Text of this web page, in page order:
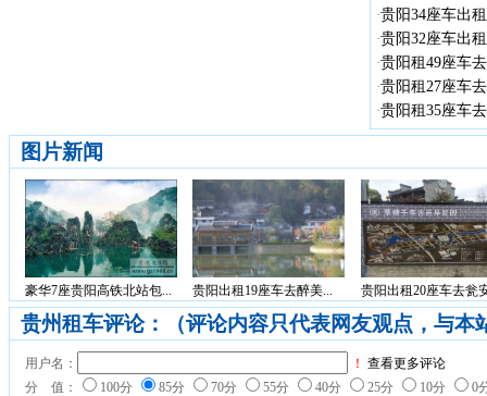
·贵阳34座车出
·贵阳32座车出
·贵阳租49座车
·贵阳租27座车
·贵阳租35座车
图片新闻
豪华7座贵阳高铁北站包... 贵阳出租19座车去醉美... 贵阳出租20座车去瓮
贵州租车评论：（评论内容只代表网友观点，与本
用户名： ！ 查看更多评论
分 值：
100分 85分 70分 55分 40分 25分 10分 0